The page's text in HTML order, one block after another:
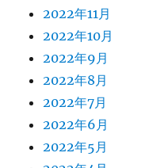
2022年11月
2022年10月
2022年9月
2022年8月
2022年7月
2022年6月
2022年5月